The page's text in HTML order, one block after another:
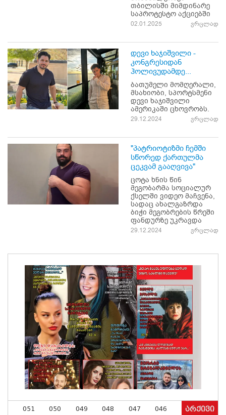
თბილისში მიმდინარე
საპროტესტო აქციებში
02.01.2025 ვრცლად
დევი ხაჯიშვილი -
კონგრესიდან
ჰოლივუდამდე...
ბათუმელი მომღერალი,
მსახიობი, სპორტსმენი
დევი ხაჯიშვილი
ამერიკაში ცხოვრობს.
29.12.2024 ვრცლად
"პატრიოტიზმი ჩემში
სწორედ ქართულმა
ცეკვამ გააღვივა"
ცოტა ხნის წინ
მეგობარმა სოციალურ
ქსელში ვიდეო მაჩვენა,
სადაც ახალგაზრდა
ბიჭი მეგობრების წრეში
ფანდურზე უკრავდა
29.12.2024 ვრცლად
051 050 049 048 047 046 არქივი